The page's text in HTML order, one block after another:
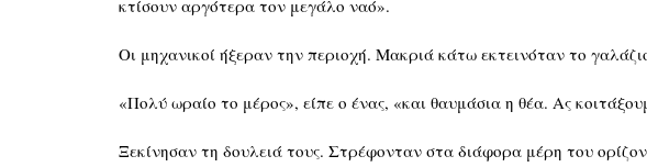
κτίσουν αργότερα τον μεγάλο ναό».
Οι μηχανικοί ήξεραν την περιοχή. Μακριά κάτω εκτεινόταν το
«Πολύ ωραίο το μέρος», είπε ο ένας, «και θαυμάσια η θέα. Ας
Ξεκίνησαν τη δουλειά τους. Στρέφονταν στα διάφορα μέρη του